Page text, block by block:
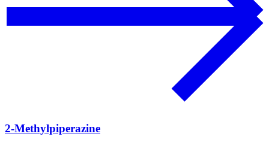
2-Methylpiperazine